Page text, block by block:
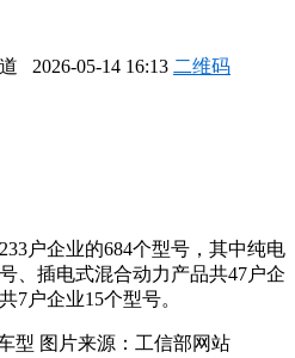
2026-05-14 16:13 二维码
户企业的684个型号，其中纯电
、插电式混合动力产品共47户企
7户企业15个型号。